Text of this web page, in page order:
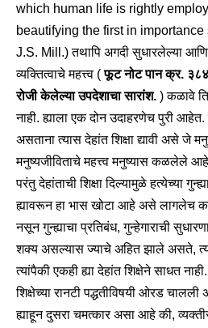
which human life is rightly
beautifying the first in
J.S. Mill.) तथापि अगदी सुधारलेल्या आणि
व्यक्तित्वाचे महत्त्व (फूट नोट पान क्र.
रोजी केलेल्या उपदेशाचा सारांश. ) कळावे
नाही. ह्याला एक दोन उदाहरणेच पुरी
असताना त्यास देहांत शिक्षा द्यावी असे जे
मनुष्यजीविताचे महत्त्व मनुष्यास कळलेले
परंतु देहांताची शिक्षा दिल्यामुळे हत्येच्या
ह्यावरून हा भास खोटा आहे असे लागलेच
नसून गुन्ह्याचा प्रतिबंध, गुन्हेगाराची
शक्य असल्यास ज्याचे अहित झाले असते,
त्यांपैकी एकही ह्या देहांत शिक्षेने साधत
शिक्षेच्या रानटी पद्धतीविषयी ओरड
ह्याहून दुसरा चमत्कार असा आहे की,